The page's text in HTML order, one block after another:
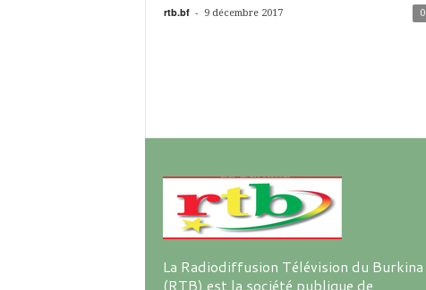
i
rtb.bf - 9 décembre 2017 0
La Radiodiffusion Télévision du Burkina
(RTB) est la société publique de